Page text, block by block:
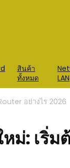
สินค้า
ทั้งหมด
LAN
อย่างไร 2026
ม่: เริ่ม